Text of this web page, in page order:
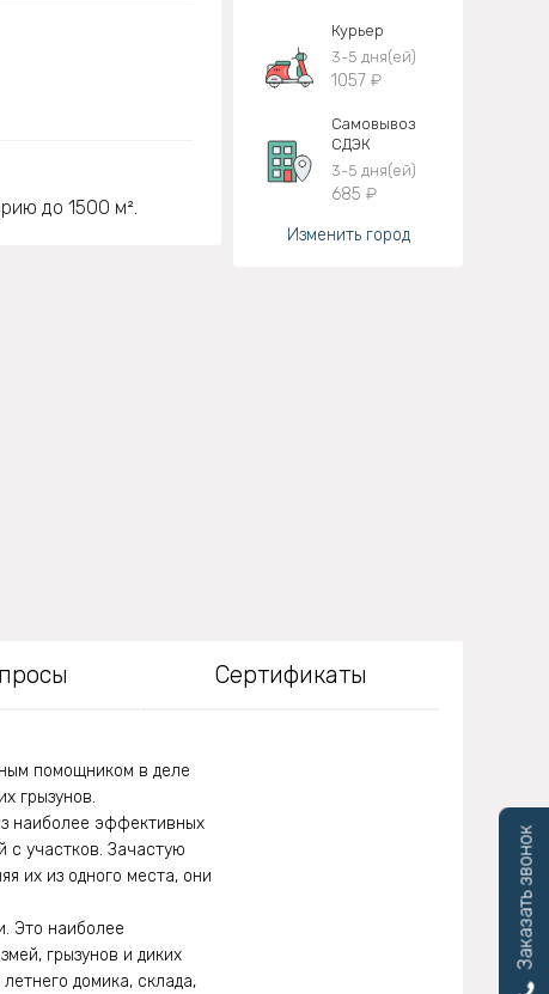
до 1500 м².
Курьер
3-5 дня(ей)
1057 ₽
Самовывоз
СДЭК
3-5 дня(ей)
685 ₽
Изменить город
Сертификаты
помощником в деле
грызунов.
наиболее эффективных
с участков. Зачастую
их из одного места, они
Это наиболее
грызунов и диких
домика, склада,
Заказать звонок